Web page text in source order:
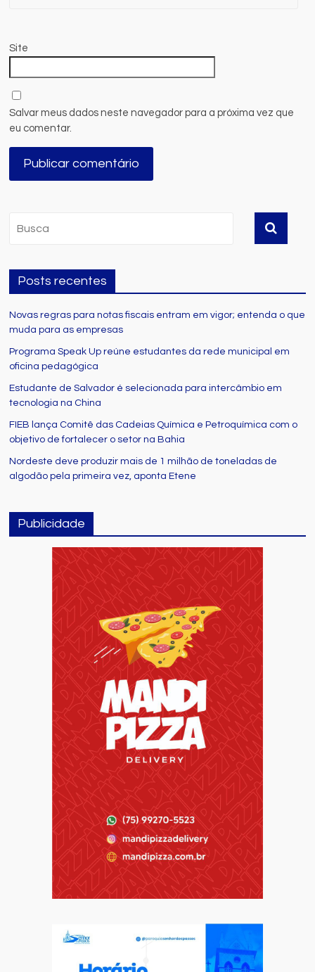
Site
Salvar meus dados neste navegador para a próxima vez que
eu comentar.
Posts recentes
Novas regras para notas fiscais entram em vigor; entenda o que
muda para as empresas
Programa Speak Up reúne estudantes da rede municipal em
oficina pedagógica
Estudante de Salvador é selecionada para intercâmbio em
tecnologia na China
FIEB lança Comitê das Cadeias Química e Petroquímica com o
objetivo de fortalecer o setor na Bahia
Nordeste deve produzir mais de 1 milhão de toneladas de
algodão pela primeira vez, aponta Etene
Publicidade